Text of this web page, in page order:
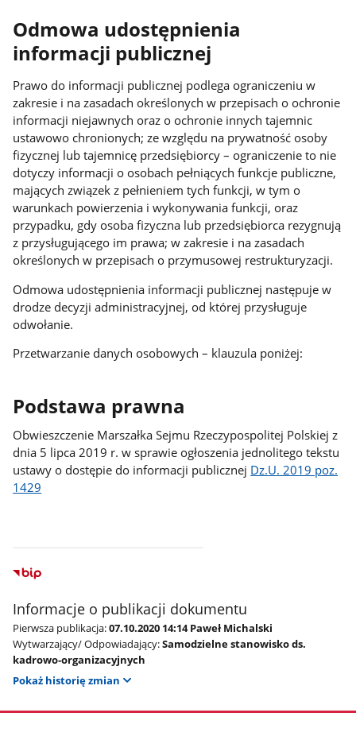
Odmowa udostępnienia
informacji publicznej
Prawo do informacji publicznej podlega ograniczeniu w
zakresie i na zasadach określonych w przepisach o ochronie
informacji niejawnych oraz o ochronie innych tajemnic
ustawowo chronionych; ze względu na prywatność osoby
fizycznej lub tajemnicę przedsiębiorcy – ograniczenie to nie
dotyczy informacji o osobach pełniących funkcje publiczne,
mających związek z pełnieniem tych funkcji, w tym o
warunkach powierzenia i wykonywania funkcji, oraz
przypadku, gdy osoba fizyczna lub przedsiębiorca rezygnują
z przysługującego im prawa; w zakresie i na zasadach
określonych w przepisach o przymusowej restrukturyzacji.
Odmowa udostępnienia informacji publicznej następuje w
drodze decyzji administracyjnej, od której przysługuje
odwołanie.
Przetwarzanie danych osobowych – klauzula poniżej:
Podstawa prawna
Obwieszczenie Marszałka Sejmu Rzeczypospolitej Polskiej z
dnia 5 lipca 2019 r. w sprawie ogłoszenia jednolitego tekstu
ustawy o dostępie do informacji publicznej Dz.U. 2019 poz.
1429
Informacje o publikacji dokumentu
Pierwsza publikacja:07.10.2020 14:14 Paweł Michalski
Wytwarzający/ Odpowiadający:Samodzielne stanowisko ds.
kadrowo-organizacyjnych
Pokaż historię zmian